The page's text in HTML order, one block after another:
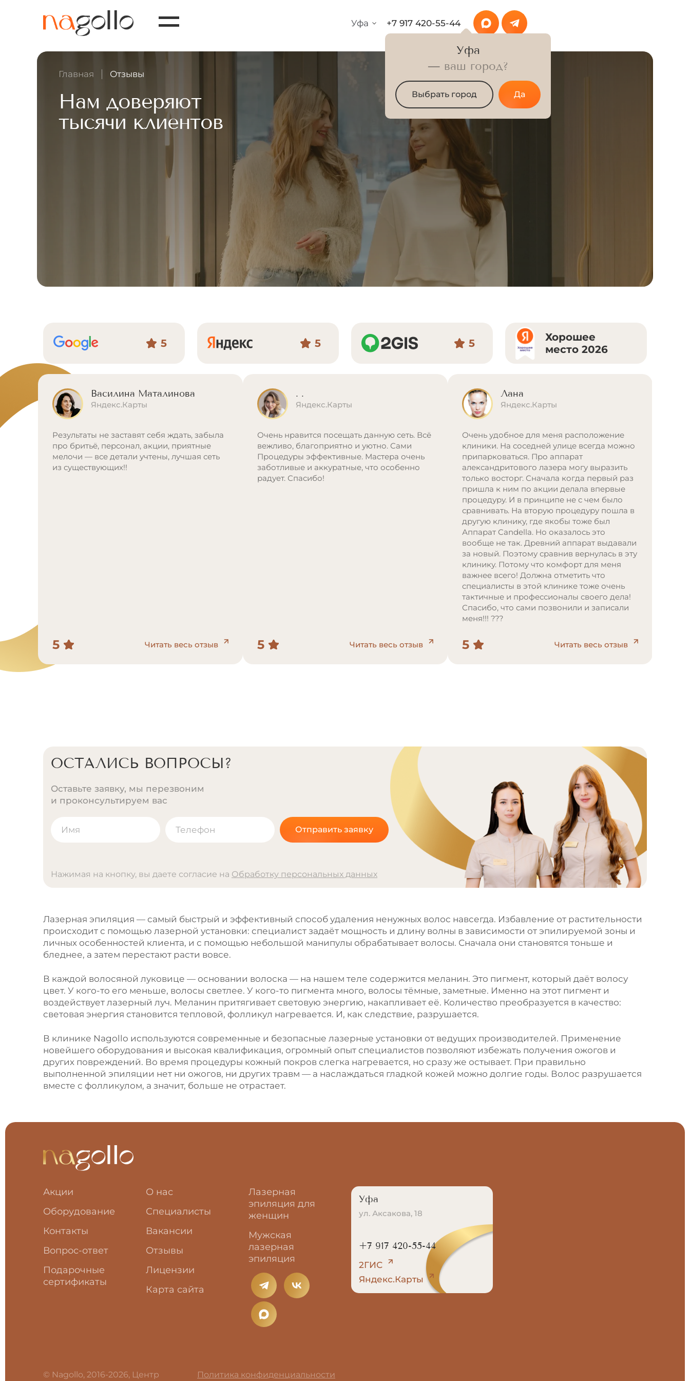
Уфа
Уфа
— ваш город?
Выбрать город Да
+7 917 420-55-44
Главная Отзывы
Нам доверяют
тысячи клиентов
5 5 5
Хорошее
место 2026
Василина Маталинова
Яндекс.Карты
Результаты не заставят себя ждать, забыла
про бритьё, персонал, акции, приятные
мелочи — все детали учтены, лучшая сеть
из существующих!!
5 Читать весь отзыв
. .
Яндекс.Карты
Очень нравится посещать данную сеть. Всё
вежливо, благоприятно и уютно. Сами
Процедуры эффективные. Мастера очень
заботливые и аккуратные, что особенно
радует. Спасибо!
5 Читать весь отзыв
Лана
Яндекс.Карты
Очень удобное для меня расположение
клиники. На соседней улице всегда можно
припарковаться. Про аппарат
александритового лазера могу выразить
только восторг. Сначала когда первый раз
пришла к ним по акции делала впервые
процедуру. И в принципе не с чем было
сравнивать. На вторую процедуру пошла в
другую клинику, где якобы тоже был
Аппарат Candella. Но оказалось это
вообще не так. Древний аппарат выдавали
за новый. Поэтому сравнив вернулась в эту
клинику. Потому что комфорт для меня
важнее всего! Должна отметить что
специалисты в этой клинике тоже очень
тактичные и профессионалы своего дела!
Спасибо, что сами позвонили и записали
меня!!! ???
5 Читать весь отзыв
ОСТАЛИСЬ ВОПРОСЫ?
Оставьте заявку, мы перезвоним
и проконсультируем вас
Отправить заявку
Нажимая на кнопку, вы даете согласие на Обработку персональных данных
e
r
n
a
i
v
e
:
Лазерная эпиляция — самый быстрый и эффективный способ удаления ненужных волос навсегда. Избавление от растительности
происходит с помощью лазерной установки: специалист задаёт мощность и длину волны в зависимости от эпилируемой зоны и
личных особенностей клиента, и с помощью небольшой манипулы обрабатывает волосы. Сначала они становятся тоньше и
бледнее, а затем перестают расти вовсе.
В каждой волосяной луковице — основании волоска — на нашем теле содержится меланин. Это пигмент, который даёт волосу
цвет. У кого-то его меньше, волосы светлее. У кого-то пигмента много, волосы тёмные, заметные. Именно на этот пигмент и
воздействует лазерный луч. Меланин притягивает световую энергию, накапливает её. Количество преобразуется в качество:
световая энергия становится тепловой, фолликул нагревается. И, как следствие, разрушается.
В клинике Nagollo используются современные и безопасные лазерные установки от ведущих производителей. Применение
новейшего оборудования и высокая квалификация, огромный опыт специалистов позволяют избежать получения ожогов и
других повреждений. Во время процедуры кожный покров слегка нагревается, но сразу же остывает. При правильно
выполненной эпиляции нет ни ожогов, ни других травм — а наслаждаться гладкой кожей можно долгие годы. Волос разрушается
вместе с фолликулом, а значит, больше не отрастает.
Акции
Оборудование
Контакты
Вопрос-ответ
Подарочные
сертификаты
О нас
Специалисты
Вакансии
Отзывы
Лицензии
Карта сайта
Лазерная
эпиляция для
женщин
Мужская
лазерная
эпиляция
© Nagollo, 2016-2026, Центр Политика конфиденциальности
Уфа
ул. Аксакова, 18
+7 917 420-55-44
2ГИС
Яндекс.Карты